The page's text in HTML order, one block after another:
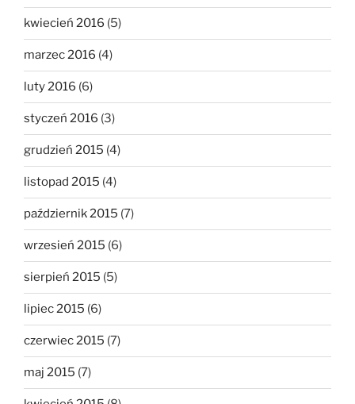
kwiecień 2016 (5)
marzec 2016 (4)
luty 2016 (6)
styczeń 2016 (3)
grudzień 2015 (4)
listopad 2015 (4)
październik 2015 (7)
wrzesień 2015 (6)
sierpień 2015 (5)
lipiec 2015 (6)
czerwiec 2015 (7)
maj 2015 (7)